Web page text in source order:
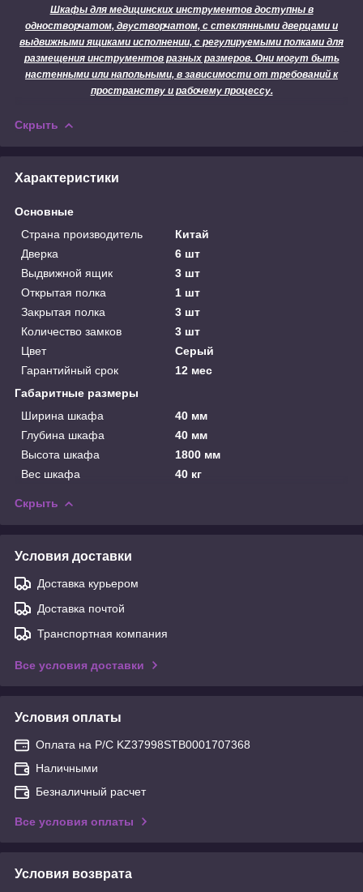
Шкафы для медицинских инструментов доступны в
одностворчатом, двустворчатом, с стеклянными дверцами и
выдвижными ящиками исполнении, с регулируемыми полками для
размещения инструментов разных размеров. Они могут быть
настенными или напольными, в зависимости от требований к
пространству и рабочему процессу.
Скрыть
Характеристики
Основные
Страна производитель
Китай
Дверка
6 шт
Выдвижной ящик
3 шт
Открытая полка
1 шт
Закрытая полка
3 шт
Количество замков
3 шт
Цвет
Серый
Гарантийный срок
12 мес
Габаритные размеры
Ширина шкафа
40 мм
Глубина шкафа
40 мм
Высота шкафа
1800 мм
Вес шкафа
40 кг
Скрыть
Условия доставки
Доставка курьером
Доставка почтой
Транспортная компания
Все условия доставки
Условия оплаты
Оплата на Р/С KZ37998STB0001707368
Наличными
Безналичный расчет
Все условия оплаты
Условия возврата